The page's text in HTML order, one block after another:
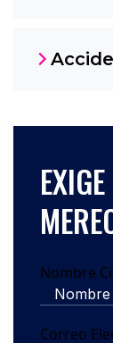
Nombre
Correo